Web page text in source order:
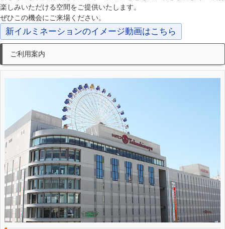
楽しみいただける空間をご提供いたします。
ぜひこの機会にご来場ください。
新イルミネーションのイメージ動画はこちら
ご利用案内